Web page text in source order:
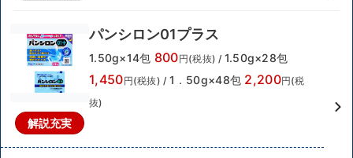
解説充実
パンシロン01プラス
1.50g×14包 800円(税抜) / 1.50g×28包
1,450円(税抜) / 1．50g×48包 2,200円(税
抜)